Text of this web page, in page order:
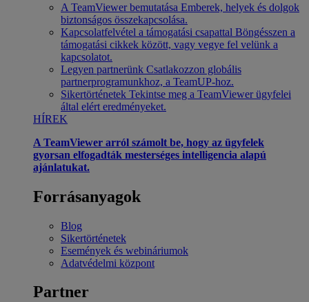
A TeamViewer bemutatása Emberek, helyek és dolgok
biztonságos összekapcsolása.
Kapcsolatfelvétel a támogatási csapattal Böngésszen a
támogatási cikkek között, vagy vegye fel velünk a
kapcsolatot.
Legyen partnerünk Csatlakozzon globális
partnerprogramunkhoz, a TeamUP-hoz.
Sikertörténetek Tekintse meg a TeamViewer ügyfelei
által elért eredményeket.
HÍREK
A TeamViewer arról számolt be, hogy az ügyfelek
gyorsan elfogadták mesterséges intelligencia alapú
ajánlatukat.
Forrásanyagok
Blog
Sikertörténetek
Események és webináriumok
Adatvédelmi központ
Partner